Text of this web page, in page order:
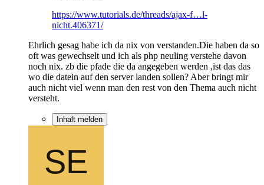
https://www.tutorials.de/threads/ajax-f…l-
nicht.406371/
Ehrlich gesag habe ich da nix von verstanden.Die haben da so
oft was gewechselt und ich als php neuling verstehe davon
noch nix. zb die pfade die da angegeben werden ,ist das das
wo die datein auf den server landen sollen? Aber bringt mir
auch nicht viel wenn man den rest von den Thema auch nicht
versteht.
Inhalt melden